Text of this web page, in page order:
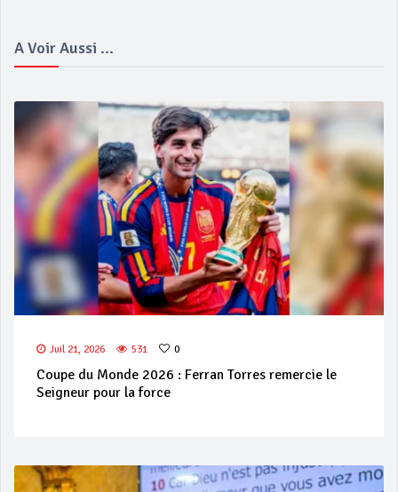
A Voir Aussi ...
Juil 21, 2026 531 0
Coupe du Monde 2026 : Ferran Torres remercie le
Seigneur pour la force